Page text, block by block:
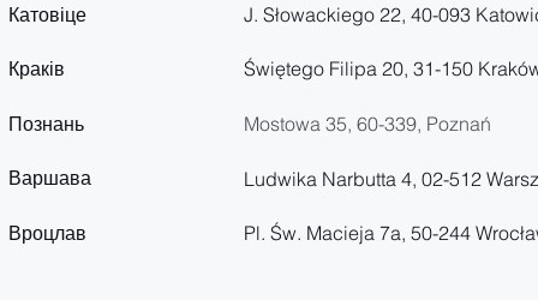
Катовіце
Краків
Познань
Варшава
Вроцлав
J. Słowackiego 22, 40-093
Świętego Filipa 20, 31-150
Mostowa 35, 60-339, Poznań
Ludwika Narbutta 4, 02-512
Pl. Św. Macieja 7a, 50-244